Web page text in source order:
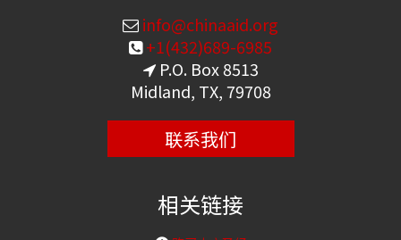
info@chinaaid.org
+1(432)689-6985
P.O. Box 8513
Midland, TX, 79708
联系我们
相关链接